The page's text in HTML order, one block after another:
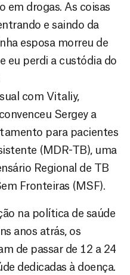
em drogas. As coisas
e saindo da
esposa morreu de
eu perdi a custódia do
com Vitaliy,
Sergey a
para pacientes
(MDR-TB), uma
Regional de TB
Fronteiras (MSF).
na política de saúde
anos atrás, os
de passar de 12 a 24
dedicadas à doença.